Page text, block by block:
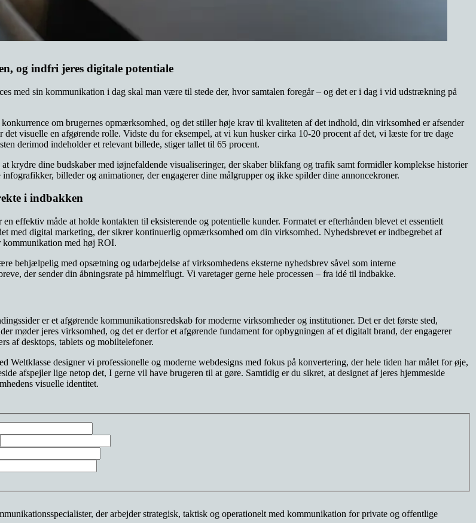
og indfri jeres digitale potentiale
med sin kommunikation i dag skal man være til stede der, hvor samtalen foregår – og det er i dag i vid udstrækning på
om brugernes opmærksomhed, og det stiller høje krav til kvaliteten af det indhold, din virksomhed er afsender
det visuelle en afgørende rolle. Vidste du for eksempel, at vi kun husker cirka 10-20 procent af det, vi læste for tre dage
derimod indeholder et relevant billede, stiger tallet til 65 procent.
krydre dine budskaber med iøjnefaldende visualiseringer, der skaber blikfang og trafik samt formidler komplekse historier
billeder og animationer, der engagerer dine målgrupper og ikke spilder dine annoncekroner.
i indbakken
en effektiv måde at holde kontakten til eksisterende og potentielle kunder. Formatet er efterhånden blevet et essentielt
med digital marketing, der sikrer kontinuerlig opmærksomhed om din virksomhed. Nyhedsbrevet er indbegrebet af
kommunikation med høj ROI.
behjælpelig med opsætning og udarbejdelse af virksomhedens eksterne nyhedsbrev såvel som interne
der sender din åbningsrate på himmelflugt. Vi varetager gerne hele processen – fra idé til indbakke.
er et afgørende kommunikationsredskab for moderne virksomheder og institutioner. Det er det første sted,
møder jeres virksomhed, og det er derfor et afgørende fundament for opbygningen af et digitalt brand, der engagerer
af desktops, tablets og mobiltelefoner.
Weltklasse designer vi professionelle og moderne webdesigns med fokus på konvertering, der hele tiden har målet for øje,
afspejler lige netop det, I gerne vil have brugeren til at gøre. Samtidig er du sikret, at designet af jeres hjemmeside
visuelle identitet.
der arbejder strategisk, taktisk og operationelt med kommunikation for private og offentlige